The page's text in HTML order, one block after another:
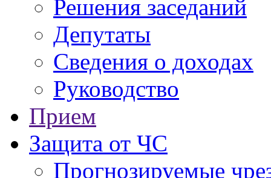
Решения заседаний
Депутаты
Сведения о доходах
Руководство
Прием
Защита от ЧС
Прогнозируемые